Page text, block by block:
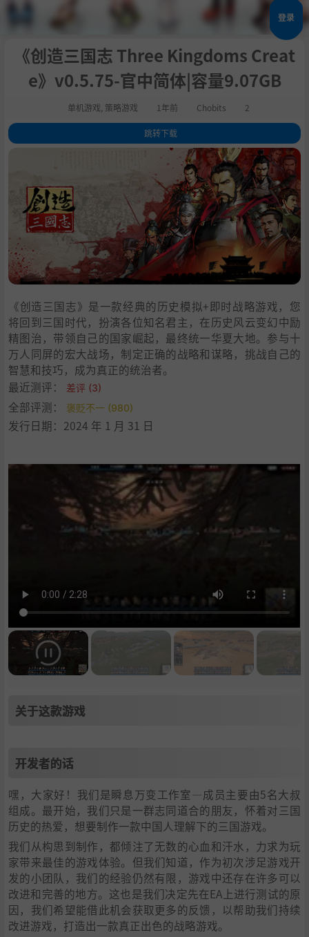
登录
《创造三国志 Three Kingdoms Creat
e》v0.5.75-官中简体|容量9.07GB
单机游戏 策略游戏 1年前 Chobits 2
跳转下载
关于这款游戏
游戏介绍
开发计划
系统需求
6
7. 学习版下载
《创造三国志》是一款经典的历史模拟+即时战略游戏，您
将回到三国时代，扮演各位知名君主，在历史风云变幻中励
精图治，带领自己的国家崛起，最终统一华夏大地。参与十
万人同屏的宏大战场，制定正确的战略和谋略，挑战自己的
智慧和技巧，成为真正的统治者。
最近测评：
差评 (3)
全部评测： 褒贬不一 (980)
发行日期：2024 年 1 月 31 日
关于这款游戏
开发者的话
嘿，大家好！我们是瞬息万变工作室—成员主要由5名大叔
组成。最开始，我们只是一群志同道合的朋友，怀着对三国
历史的热爱，想要制作一款中国人理解下的三国游戏。
我们从构思到制作，都倾注了无数的心血和汗水，力求为玩
家带来最佳的游戏体验。但我们知道，作为初次涉足游戏开
发的小团队，我们的经验仍然有限，游戏中还存在许多可以
改进和完善的地方。这也是我们决定先在EA上进行测试的原
因，我们希望能借此机会获取更多的反馈，以帮助我们持续
改进游戏，打造出一款真正出色的战略游戏。